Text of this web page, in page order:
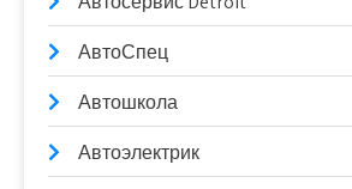
АвтоСпец
Автошкола
Автоэлектрик